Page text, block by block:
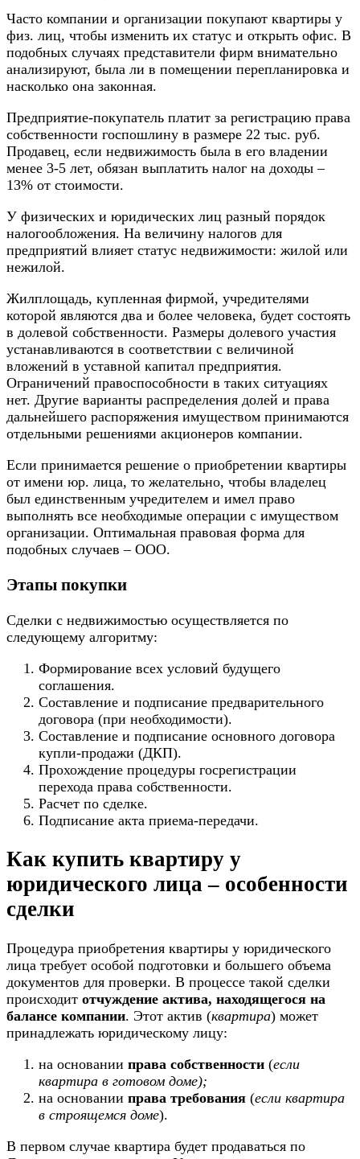
Часто компании и организации покупают квартиры у
физ. лиц, чтобы изменить их статус и открыть офис. В
подобных случаях представители фирм внимательно
анализируют, была ли в помещении перепланировка и
насколько она законная.
Предприятие-покупатель платит за регистрацию права
собственности госпошлину в размере 22 тыс. руб.
Продавец, если недвижимость была в его владении
менее 3-5 лет, обязан выплатить налог на доходы –
13% от стоимости.
У физических и юридических лиц разный порядок
налогообложения. На величину налогов для
предприятий влияет статус недвижимости: жилой или
нежилой.
Жилплощадь, купленная фирмой, учредителями
которой являются два и более человека, будет состоять
в долевой собственности. Размеры долевого участия
устанавливаются в соответствии с величиной
вложений в уставной капитал предприятия.
Ограничений правоспособности в таких ситуациях
нет. Другие варианты распределения долей и права
дальнейшего распоряжения имуществом принимаются
отдельными решениями акционеров компании.
Если принимается решение о приобретении квартиры
от имени юр. лица, то желательно, чтобы владелец
был единственным учредителем и имел право
выполнять все необходимые операции с имуществом
организации. Оптимальная правовая форма для
подобных случаев – ООО.
Этапы покупки
Сделки с недвижимостью осуществляется по
следующему алгоритму:
Формирование всех условий будущего
соглашения.
Составление и подписание предварительного
договора (при необходимости).
Составление и подписание основного договора
купли-продажи (ДКП).
Прохождение процедуры госрегистрации
перехода права собственности.
Расчет по сделке.
Подписание акта приема-передачи.
Как купить квартиру у
юридического лица – особенности
сделки
Процедура приобретения квартиры у юридического
лица требует особой подготовки и большего объема
документов для проверки. В процессе такой сделки
происходит отчуждение актива, находящегося на
балансе компании. Этот актив (квартира) может
принадлежать юридическому лицу:
на основании права собственности (если
квартира в готовом доме);
на основании права требования (если квартира
в строящемся доме).
В первом случае квартира будет продаваться по